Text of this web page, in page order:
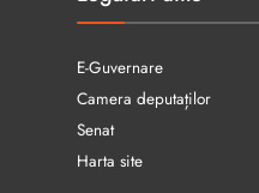
E-Guvernare
Camera deputaților
Senat
Harta site